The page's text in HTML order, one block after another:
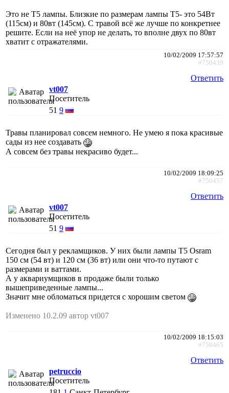
Это не Т5 лампы. Близкие по размерам лампы Т5- это 54Вт
(115см) и 80вт (145см). С травой всё же лучше по конкретнее
решите. Если на неё упор не делать, то вполне двух по 80вт
хватит с отражателями.
10/02/2009 17:57:57
#750439
Ответить
vt007
Посетитель
51 9
Травы планировал совсем немного. Не умею я пока красивые
сады из нее создавать
А совсем без травы некрасиво будет...
10/02/2009 18:09:25
#750457
Ответить
vt007
Посетитель
51 9
Сегодня был у рекламщиков. У них были лампы Т5 Osram
150 см (54 вт) и 120 см (36 вт) или они что-то путают с
размерами и ваттами.
А у аквариумщиков в продаже были только
вышеприведенные лампы...
Значит мне обломаться придется с хорошим светом
Изменено 10.2.09 автор vt007
10/02/2009 18:15:03
#750465
Ответить
petruccio
Посетитель